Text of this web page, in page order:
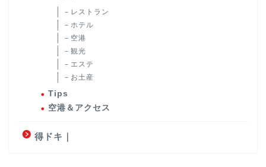
－レストラン
－ホテル
－空港
－観光
－エステ
－お土産
Tips
空港＆アクセス
得ドキ｜